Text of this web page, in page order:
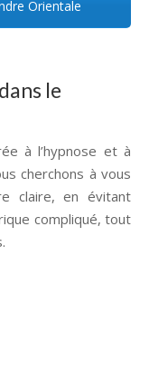
Orientale
le
à l’hypnose et à
cherchons à vous
claire, en évitant
compliqué, tout